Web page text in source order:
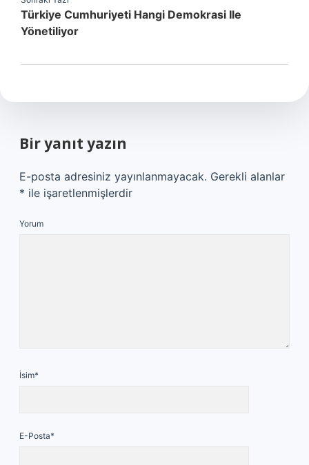
Türkiye Cumhuriyeti Hangi Demokrasi Ile
Yönetiliyor
Bir yanıt yazın
E-posta adresiniz yayınlanmayacak. Gerekli alanlar
* ile işaretlenmişlerdir
Yorum
İsim*
E-Posta*